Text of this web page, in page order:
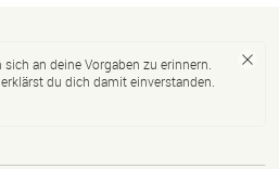
an deine Vorgaben zu erinnern.
du dich damit einverstanden.